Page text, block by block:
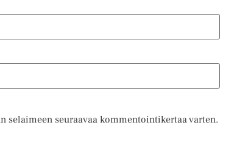
seuraavaa kommentointikertaa varten.